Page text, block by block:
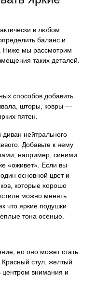
в любом
баланс и
Ниже мы рассмотрим
таких деталей.
способов добавить
шторы, ковры —
пятен.
диван нейтрального
Добавьте к нему
например, синими
«оживет». Если вы
основной цвет и
которые хорошо
можно менять
что яркие подушки
тона осенью.
но оно может стать
стул, желтый
центром внимания и